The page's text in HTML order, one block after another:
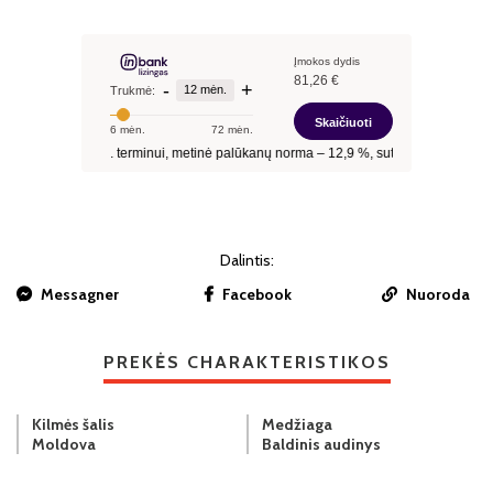
Dalintis:
Messagner
Facebook Nuoroda
PREKĖS CHARAKTERISTIKOS
Kilmės šalis
Moldova
Medžiaga
Baldinis audinys